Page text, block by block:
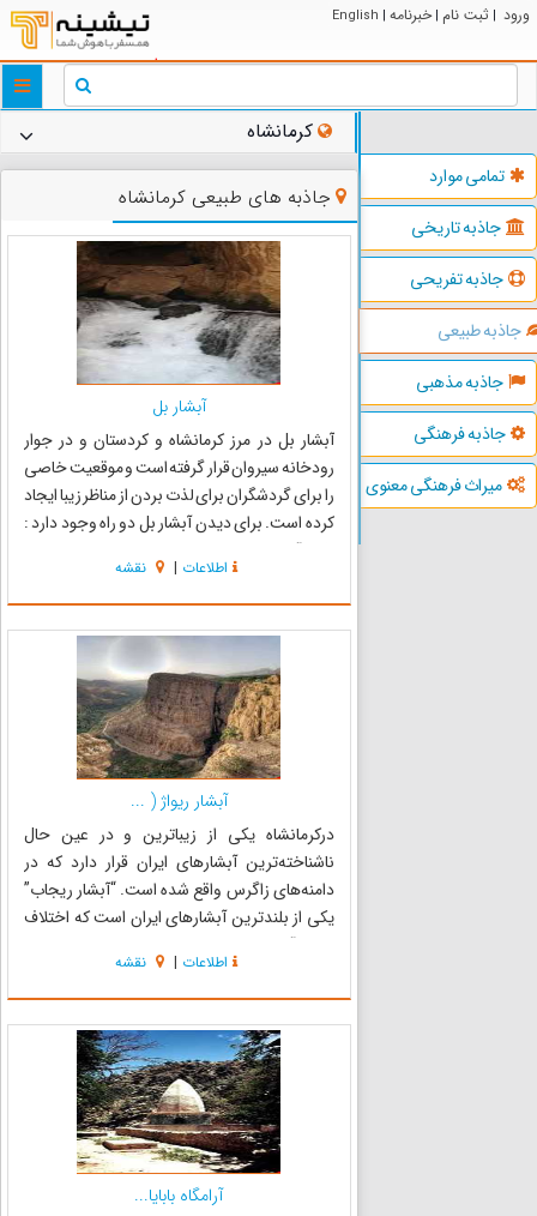
ورود | ثبت نام | خبرنامه |
English
تمامی موارد
جاذبه تاریخی
جاذبه تفریحی
جاذبه طبیعی
جاذبه مذهبی
جاذبه فرهنگی
میراث فرهنگی معنوی
کرمانشاه
جاذبه های طبیعی کرمانشاه
آبشار بل
آبشار بل در مرز کرمانشاه و کردستان و در جوار
رودخانه سیروان قرار گرفته است و موقعیت خاصی
را برای گردشگران برای لذت بردن از مناظر زیبا ایجاد
کرده است. برای دیدن آبشار بل دو راه وجود دارد :
یکی آن که وارد سنندج شوید و سپس به سمت
مریوان بروید و از سه‌راه حزب‌الله و از مسیر دزلی به
این م...
اطلاعات | نقشه
آبشار ریواژ ( ...
درکرمانشاه یکی از زیباترین و در عین حال
ناشناخته‌ترین آبشارهای ایران قرار دارد که در
دامنه‌های زاگرس واقع شده است. “آبشار ریجاب”
یکی از بلندترین آبشارهای ایران است که اختلاف
ارتفاع آبشار ریجاب در نقطه بالا و پایین طبقه سوم،
این آبشار به آ...
اطلاعات | نقشه
آرامگاه بابایا...